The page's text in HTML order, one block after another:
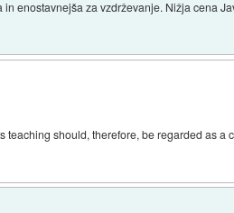
enostavnejša za vzdrževanje. Nižja cena
should, therefore, be regarded as